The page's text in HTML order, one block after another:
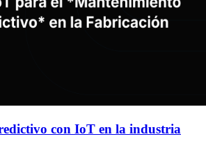
con IoT en la industria